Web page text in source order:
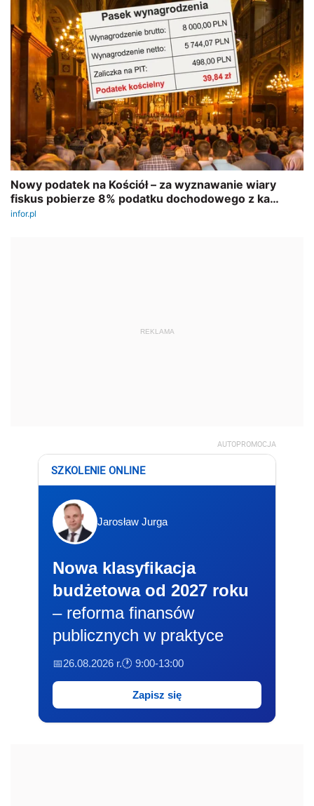
REKLAMA
AUTOPROMOCJA
SZKOLENIE ONLINE
Jarosław Jurga
Nowa klasyfikacja
budżetowa od 2027 roku
– reforma finansów
publicznych w praktyce
📅26.08.2026 r.🕐 9:00-13:00
Zapisz się